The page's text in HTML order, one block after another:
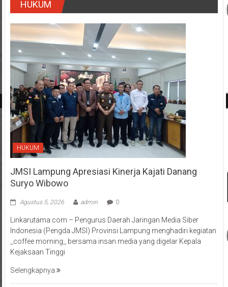
HUKUM
HUKUM
JMSI Lampung Apresiasi Kinerja Kajati Danang
Suryo Wibowo
Agustus 5, 2026 admin 0
Linkarutama.com – Pengurus Daerah Jaringan Media Siber
Indonesia (Pengda JMSI) Provinsi Lampung menghadiri kegiatan
_coffee morning_ bersama insan media yang digelar Kepala
Kejaksaan Tinggi
Selengkapnya